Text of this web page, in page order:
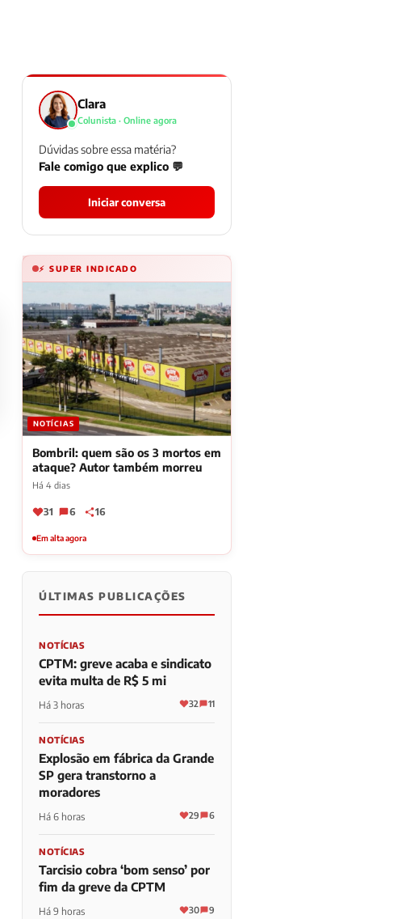
Clara
Colunista · Online agora
Dúvidas sobre essa matéria?
Fale comigo que explico 💬
Iniciar conversa
⚡ SUPER INDICADO
NOTÍCIAS
Bombril: quem são os 3 mortos em
ataque? Autor também morreu
Há 4 dias
31 6 16
Em alta agora
ÚLTIMAS PUBLICAÇÕES
NOTÍCIAS
CPTM: greve acaba e sindicato
evita multa de R$ 5 mi
Há 3 horas 32 11
NOTÍCIAS
Explosão em fábrica da Grande
SP gera transtorno a
moradores
Há 6 horas 29 6
NOTÍCIAS
Tarcisio cobra ‘bom senso’ por
fim da greve da CPTM
Há 9 horas 30 9